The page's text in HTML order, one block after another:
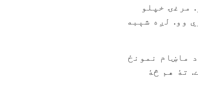
مرغۍ خپلو
وو. لږه شېبه
ماښام نمونځ
تۀ هم څۀ